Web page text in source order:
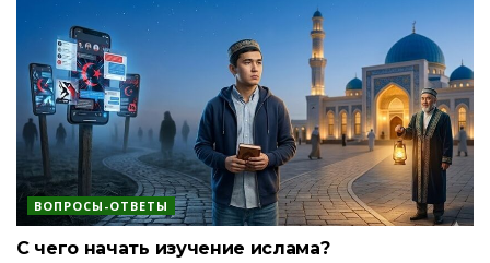
ВОПРОСЫ-ОТВЕТЫ
С чего начать изучение ислама?